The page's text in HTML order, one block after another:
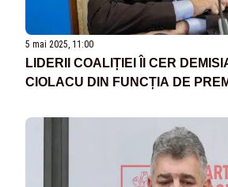
5 mai 2025, 11:00
LIDERII COALIȚIEI ÎI CER
CIOLACU DIN FUNCȚIA DE